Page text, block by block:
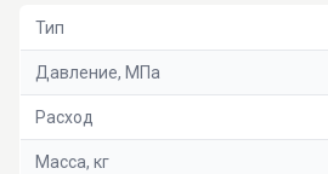
Тип
Давление, МПа
Расход
Масса, кг